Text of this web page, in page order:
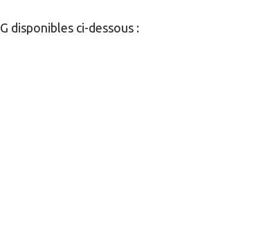
disponibles ci-dessous :